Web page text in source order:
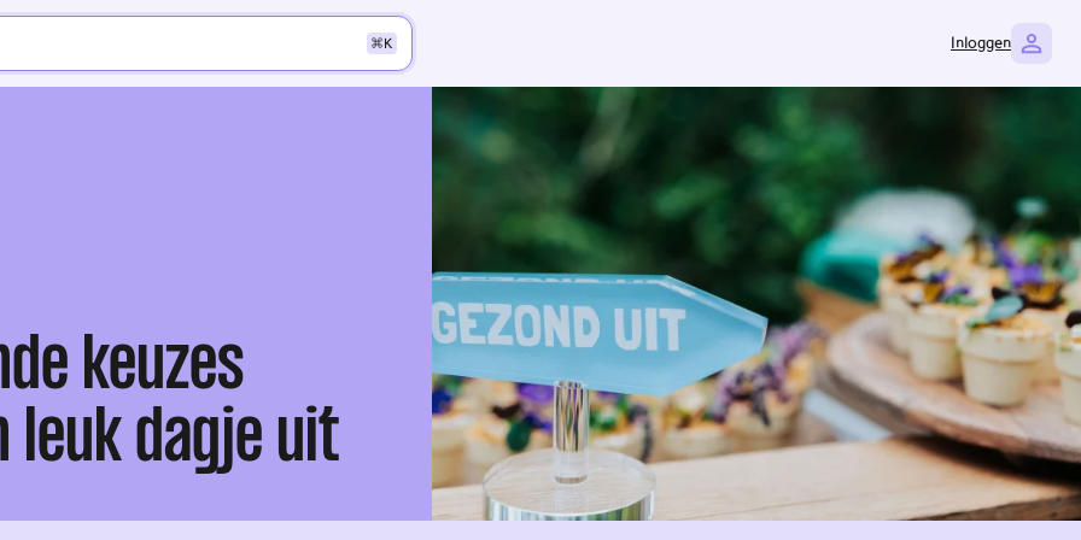
K Inloggen
keuzes
leuk dagje uit